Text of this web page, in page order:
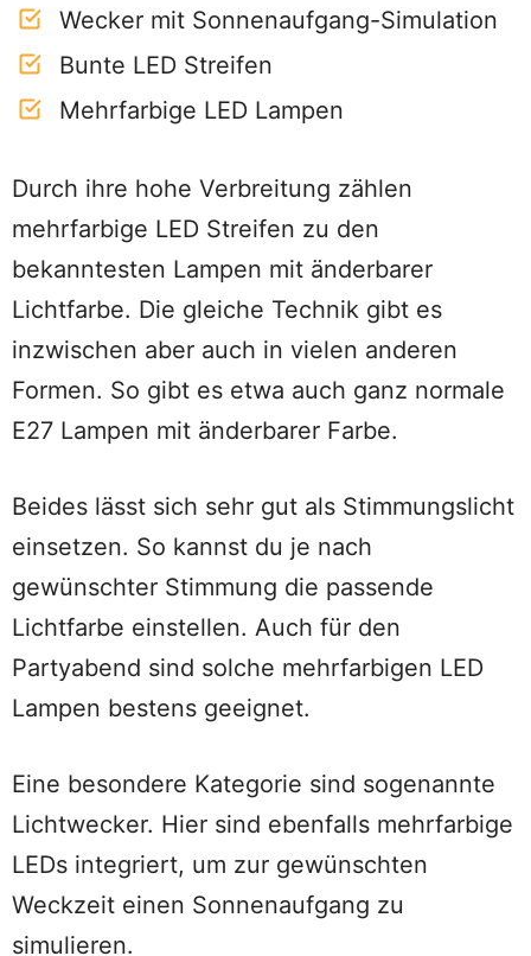
Wecker mit Sonnenaufgang-Simulation
Bunte LED Streifen
Mehrfarbige LED Lampen
Durch ihre hohe Verbreitung zählen
mehrfarbige LED Streifen zu den
bekanntesten Lampen mit änderbarer
Lichtfarbe. Die gleiche Technik gibt es
inzwischen aber auch in vielen anderen
Formen. So gibt es etwa auch ganz normale
E27 Lampen mit änderbarer Farbe.
Beides lässt sich sehr gut als Stimmungslicht
einsetzen. So kannst du je nach
gewünschter Stimmung die passende
Lichtfarbe einstellen. Auch für den
Partyabend sind solche mehrfarbigen LED
Lampen bestens geeignet.
Eine besondere Kategorie sind sogenannte
Lichtwecker. Hier sind ebenfalls mehrfarbige
LEDs integriert, um zur gewünschten
Weckzeit einen Sonnenaufgang zu
simulieren.